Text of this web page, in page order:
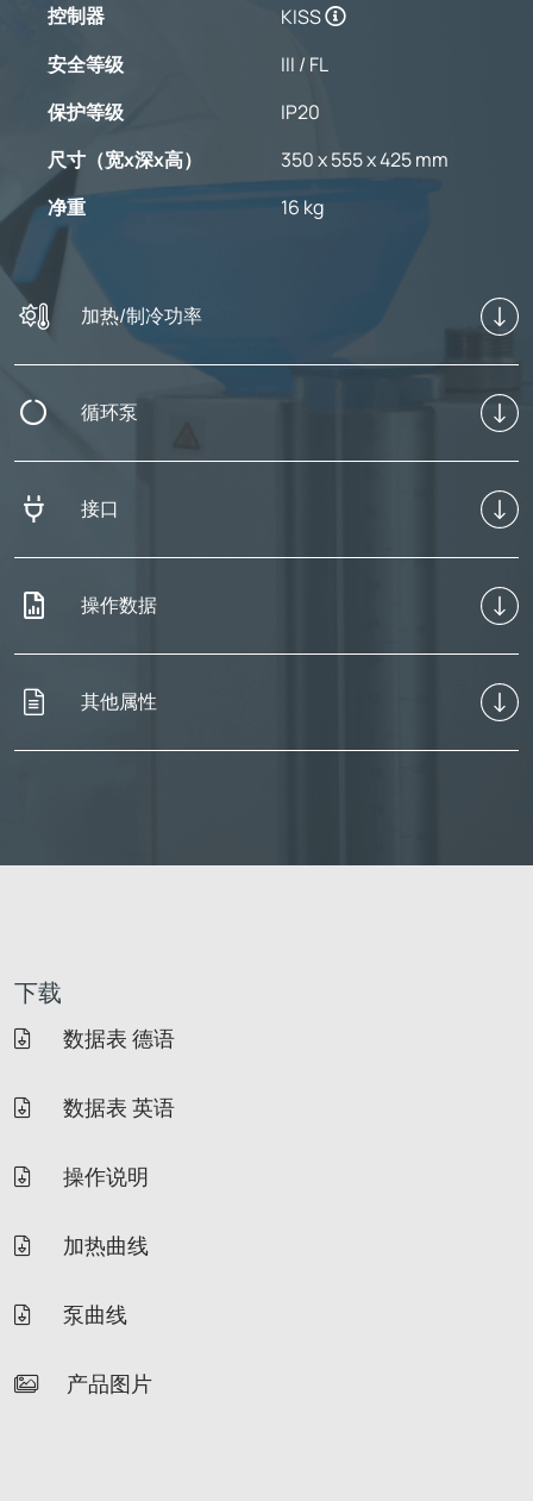
控制器
KISS
安全等级
III / FL
保护等级
IP20
尺寸（宽x深x高）
350 x 555 x 425 mm
净重
16 kg
加热/制冷功率
循环泵
接口
操作数据
其他属性
下载
数据表 德语
数据表 英语
操作说明
加热曲线
泵曲线
产品图片